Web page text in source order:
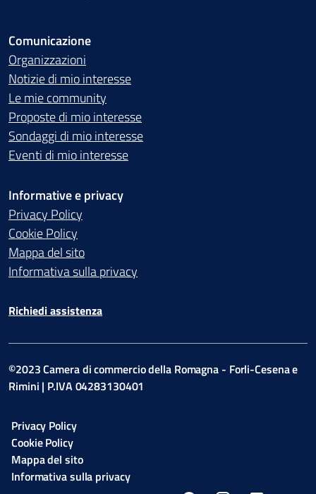
Comunicazione
Organizzazioni
Notizie di mio interesse
Le mie community
Proposte di mio interesse
Sondaggi di mio interesse
Eventi di mio interesse
Informative e privacy
Privacy Policy
Cookie Policy
Mappa del sito
Informativa sulla privacy
Richiedi assistenza
©2023 Camera di commercio della Romagna - Forli-Cesena e
Rimini | P.IVA 04283130401
Privacy Policy
Cookie Policy
Mappa del sito
Informativa sulla privacy